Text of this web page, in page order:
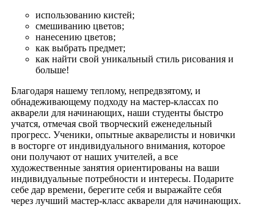
использованию кистей;
смешиванию цветов;
нанесению цветов;
как выбрать предмет;
как найти свой уникальный стиль рисования и
больше!
Благодаря нашему теплому, непредвзятому, и
обнадеживающему подходу на мастер-классах по
акварели для начинающих, наши студенты быстро
учатся, отмечая свой творческий еженедельный
прогресс. Ученики, опытные акварелисты и новички
в восторге от индивидуального внимания, которое
они получают от наших учителей, а все
художественные занятия ориентированы на ваши
индивидуальные потребности и интересы. Подарите
себе дар времени, берегите себя и выражайте себя
через лучший мастер-класс акварели для начинающих.